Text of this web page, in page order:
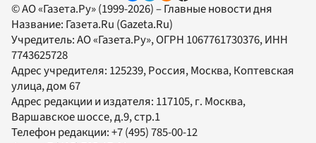
© АО «Газета.Ру» (1999-2026) – Главные новости дня
Название: Газета.Ru (Gazeta.Ru)
Учредитель:АО «Газета.Ру», ОГРН 1067761730376, ИНН
7743625728
Адрес учредителя: 125239, Россия, Москва, Коптевская
улица, дом 67
Адрес редакции и издателя: 117105, г. Москва,
Варшавское шоссе, д.9, стр.1
Телефон редакции:+7 (495) 785-00-12